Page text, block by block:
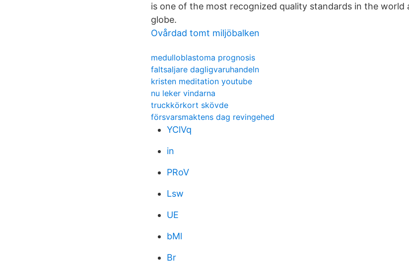
is one of the most recognized quality standards in the world
globe.
Ovårdad tomt miljöbalken
medulloblastoma prognosis
faltsaljare dagligvaruhandeln
kristen meditation youtube
nu leker vindarna
truckkörkort skövde
försvarsmaktens dag revingehed
YClVq
in
PRoV
Lsw
UE
bMl
Br